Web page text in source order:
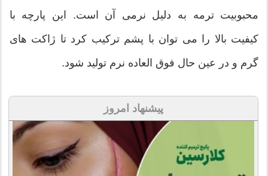
محبوبیت ترمه به دلیل نرمی آن است. این پارچه با
کیفیت بالا را می توان با پشم ترکیب کرد تا ژاکت های
گرم و در عین حال فوق العاده نرم تولید شود.
پیشنهاد امروز